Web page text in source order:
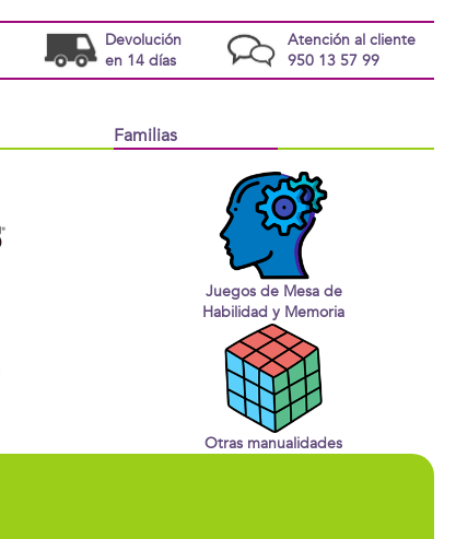
Devolución
en 14 días
Atención al cliente
950 13 57 99
Familias
Juegos de Mesa de
Habilidad y Memoria
Otras manualidades